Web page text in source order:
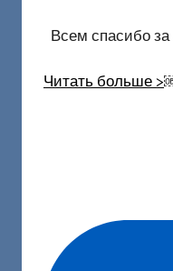
Всем спасибо за
Читать больше >